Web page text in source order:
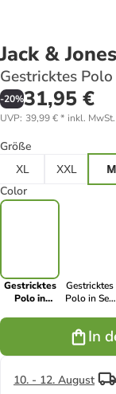
Jack & Jones
Gestricktes
-20%31,95 €
UVP: 39,99 €* inkl. MwSt.
Größe
XL XXL M
Color
Gestricktes
Polo in
Gestricktes
Polo in Sea
In
10. - 12. August